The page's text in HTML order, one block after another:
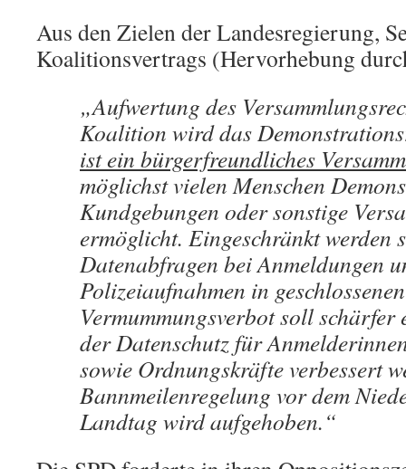
Aus den Zielen der Landesregierung,
Koalitionsvertrags (Hervorhebung
„Aufwertung des
Koalition wird das
ist ein bürgerfreundliches
möglichst vielen Menschen
Kundgebungen oder sonstige
ermöglicht. Eingeschränkt werden
Datenabfragen bei Anmeldungen
Polizeiaufnahmen in
Vermummungsverbot soll schärfer
der Datenschutz für
sowie Ordnungskräfte verbessert
Bannmeilenregelung vor dem
Landtag wird aufgehoben.“